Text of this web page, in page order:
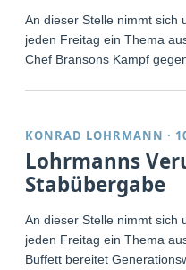
An dieser Stelle nimmt sich
jeden Freitag ein Thema
Chef Bransons Kampf
KONRAD LOHRMANN ·
Lohrmanns
Stabübergabe
An dieser Stelle nimmt sich
jeden Freitag ein Thema
Buffett bereitet